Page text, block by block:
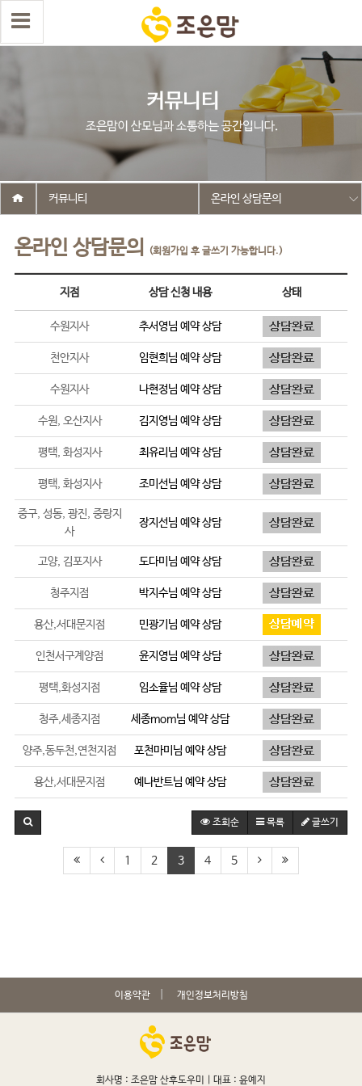
온라인 상담문의 (회원가입 후 글쓰기 가능합니다.)
커뮤니티 온라인 상담문의
지점 상담 신청 내용 상태
수원지사 추서영님 예약 상담
천안지사 임현희님 예약 상담
수원지사 나현정님 예약 상담
수원, 오산지사 김지영님 예약 상담
평택, 화성지사 최유리 님 예약 상담
평택, 화성지사 조미선님 예약 상담
중구, 성동, 광진, 중랑지
사
장지선님 예약 상담
고양, 김포지사 도다미 님 예약 상담
청주지점 박지수님 예약 상담
용산,서대문지점 민광기 님 예약 상담
인천서구계양점 윤지영님 예약 상담
평택,화성지점 임소율님 예약 상담
청주,세종지점 세종mom님 예약 상담
양주,동두천,연천지점 포천마미 님 예약 상담
용산,서대문지점 예나반트님 예약 상담
조회순 목록 글쓰기
1 2 3 4 5
이용약관 개인정보처리방침
회사명 : 조은맘 산후도우미 | 대표 : 윤예지